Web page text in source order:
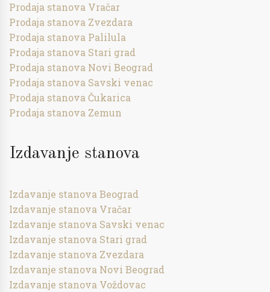
Prodaja stanova Vračar
Prodaja stanova Zvezdara
Prodaja stanova Palilula
Prodaja stanova Stari grad
Prodaja stanova Novi Beograd
Prodaja stanova Savski venac
Prodaja stanova Čukarica
Prodaja stanova Zemun
Izdavanje stanova
Izdavanje stanova Beograd
Izdavanje stanova Vračar
Izdavanje stanova Savski venac
Izdavanje stanova Stari grad
Izdavanje stanova Zvezdara
Izdavanje stanova Novi Beograd
Izdavanje stanova Voždovac